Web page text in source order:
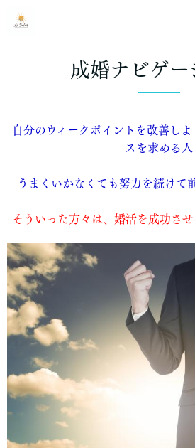
成婚ナビゲー
自分のウィークポイントを改善し
スを求める人
うまくいかなくても努力を続けて
そういった方々は、婚活を成功させ